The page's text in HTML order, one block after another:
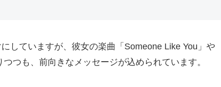
していますが、彼女の楽曲「Someone Like You」や
つも、前向きなメッセージが込められています。